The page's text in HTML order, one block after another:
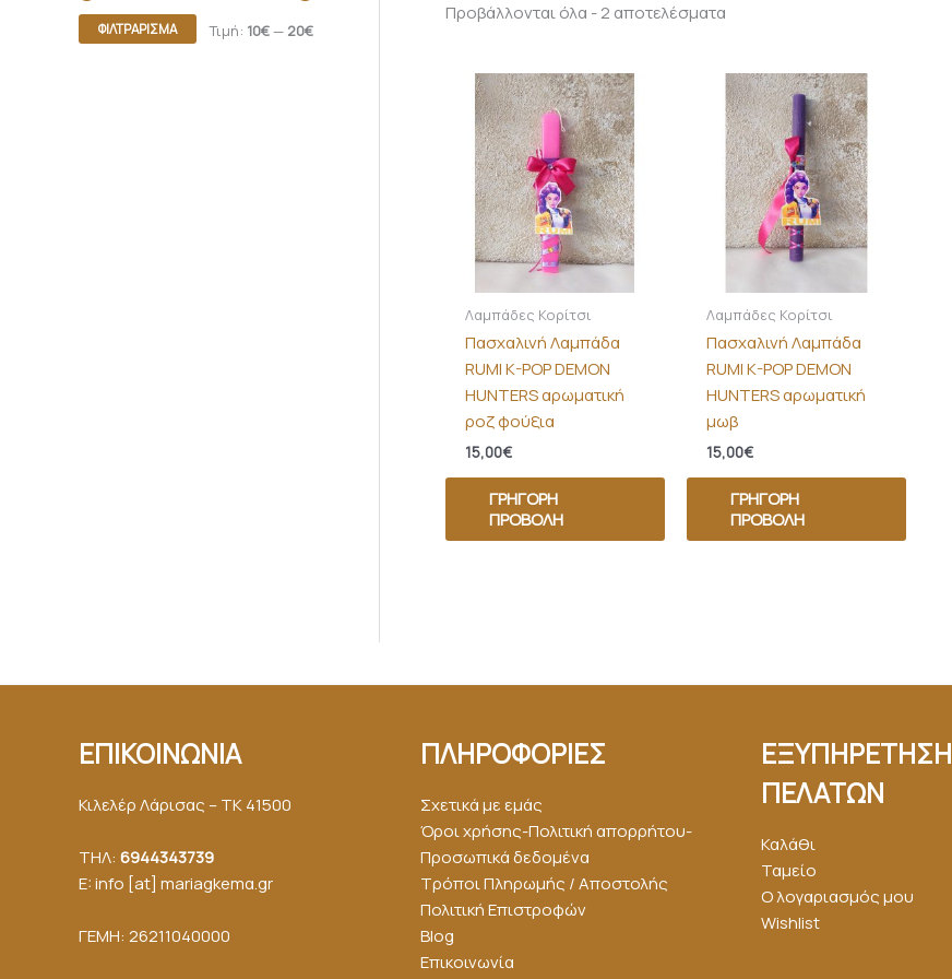
ΦΙΛΤΡΆΡΙΣΜΑ Τιμή: 10€— 20€
Προβάλλονται όλα - 2 αποτελέσματα
Λαμπάδες Κορίτσι
Πασχαλινή Λαμπάδα
RUMI K-POP DEMON
HUNTERS αρωματική
ροζ φούξια
15,00€
ΓΡΉΓΟΡΗ
ΠΡΟΒΟΛΉ
Λαμπάδες Κορίτσι
Πασχαλινή Λαμπάδα
RUMI K-POP DEMON
HUNTERS αρωματική
μωβ
15,00€
ΓΡΉΓΟΡΗ
ΠΡΟΒΟΛΉ
ΕΠΙΚΟΙΝΩΝΙΑ
Κιλελέρ Λάρισας – ΤΚ 41500
ΤΗΛ: 6944343739
E: info [at] mariagkemα.gr
ΓΕΜΗ: 26211040000
ΠΛΗΡΟΦΟΡΙΕΣ
Σχετικά με εμάς
Όροι χρήσης-Πολιτική απορρήτου-
Προσωπικά δεδομένα
Τρόποι Πληρωμής / Αποστολής
Πολιτική Επιστροφών
Blog
Επικοινωνία
ΕΞΥΠΗΡΕΤΗΣΗ
ΠΕΛΑΤΩΝ
Καλάθι
Ταμείο
Ο λογαριασμός μου
Wishlist